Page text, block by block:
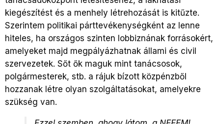
kiegészítést és a menhely létrehozását is kitűzte.
Szerintem politikai párttevékenységként az lenne
hiteles, ha országos szinten lobbiznának forrásokért,
amelyeket majd megpályázhatnak állami és civil
szervezetek. Sőt ők maguk mint tanácsosok,
polgármesterek, stb. a rájuk bízott közpénzből
hozzanak létre olyan szolgáltatásokat, amelyekre
szükség van.